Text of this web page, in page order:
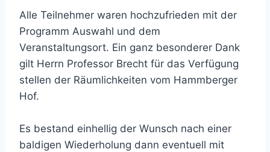
Alle Teilnehmer waren hochzufrieden mit der
Programm Auswahl und dem
Veranstaltungsort. Ein ganz besonderer Dank
gilt Herrn Professor Brecht für das Verfügung
stellen der Räumlichkeiten vom Hammberger
Hof.
Es bestand einhellig der Wunsch nach einer
baldigen Wiederholung dann eventuell mit